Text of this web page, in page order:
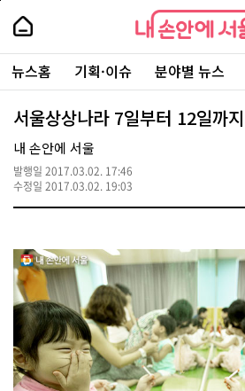
본
로
가
내
손
안
에
서
울
-
서
울
시
대
표
소
털
내
손
에
울
주
요
서
뉴스홈 기획·이슈 분야별 뉴스
서울상상나라 7일부터 12일까
내 손안에 서울
발행일 2017.03.02. 17:46
수정일 2017.03.02. 19:03
페
상
단
로